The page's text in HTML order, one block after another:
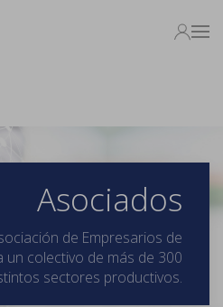
Asociados
de Empresarios de
un colectivo de más de 300
sectores productivos.